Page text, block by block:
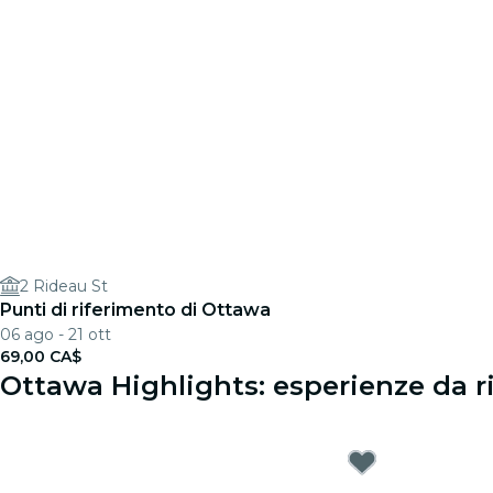
2 Rideau St
Punti di riferimento di Ottawa
06 ago - 21 ott
69,00 CA$
Ottawa Highlights: esperienze da